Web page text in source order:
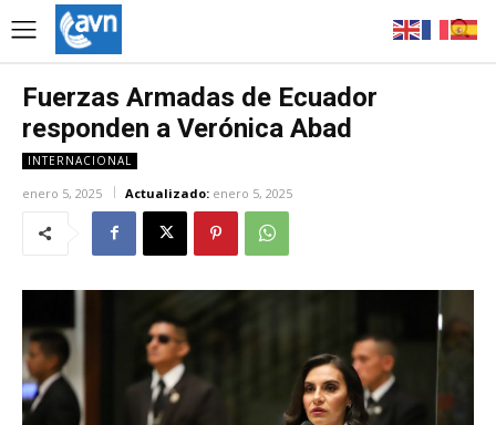
Fuerzas Armadas de Ecuador
responden a Verónica Abad
INTERNACIONAL
enero 5, 2025 Actualizado: enero 5, 2025